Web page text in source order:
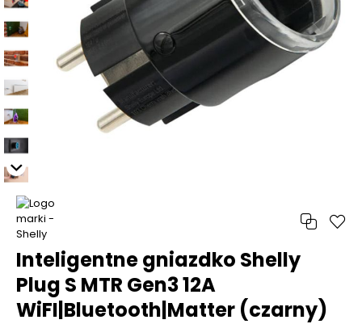
Inteligentne gniazdko Shelly
Plug S MTR Gen3 12A
WiFI|Bluetooth|Matter (czarny)